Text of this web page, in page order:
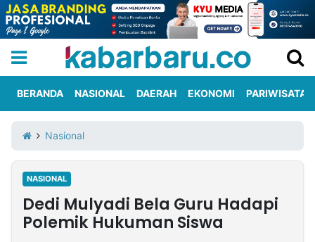
Iklan
Berita
Kami
Nasional
International
Olahraga
Entertainment
Daerah
Pariwisata
Kuliner
Kolom
BERANDA NASIONAL DAERAH EKONOMI PARIWISATA
Nasional
NASIONAL
Dedi Mulyadi Bela Guru Hadapi
Polemik Hukuman Siswa